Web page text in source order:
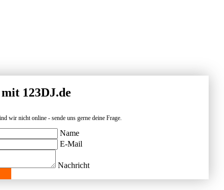
123DJ.de
wir nicht online - sende uns gerne deine Frage.
Name
E-Mail
Nachricht